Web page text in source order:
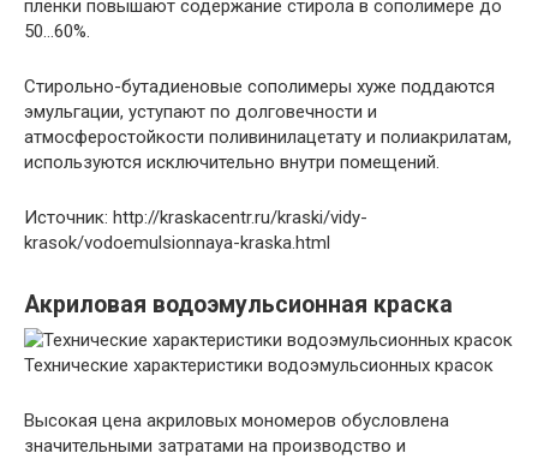
плёнки повышают содержание стирола в сополимере до
50…60%.
Стирольно-бутадиеновые сополимеры хуже поддаются
эмульгации, уступают по долговечности и
атмосферостойкости поливинилацетату и полиакрилатам,
используются исключительно внутри помещений.
Источник: http://kraskacentr.ru/kraski/vidy-
krasok/vodoemulsionnaya-kraska.html
Акриловая водоэмульсионная краска
Технические характеристики водоэмульсионных красок
Высокая цена акриловых мономеров обусловлена
значительными затратами на производство и